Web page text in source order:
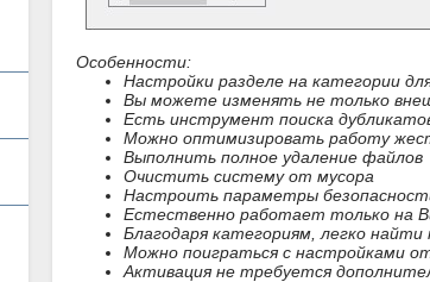
Особенности:
Настройки разделе на категории
Вы можете изменять не только
Есть инструмент поиска
Можно оптимизировать работу
Выполнить полное удаление файлов
Очистить систему от мусора
Настроить параметры
Естественно работает только на
Благодаря категориям, легко
Можно поиграться с настройками
Активация не требуется